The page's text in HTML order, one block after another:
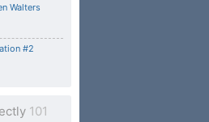
Walters
#2
101